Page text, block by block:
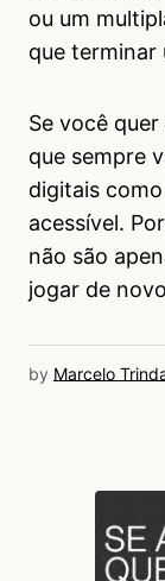
ou um
que terminar
Se você
que sempre
digitais
acessível.
não são
jogar de
by Marcelo